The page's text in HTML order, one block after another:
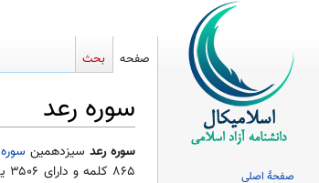
سوره رعد
پرش
به
پرش
به
سوره رعد سیزدهمین سوره
۸۶۵ کلمه و دارای ۳۵۰۶ یا ۳۵۴۱ حرف است. این سوره بنابه سیاق عمومی آیات، از
صفحه بحث
صفحهٔ اصلی